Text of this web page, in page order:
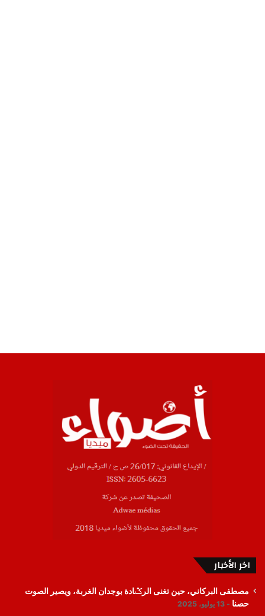
اخر الأخبار
مصطفى البركاني، حين تغنى الرݣادة بوجدان الغربة، ويصير الصوت
حصنا
13 يوليو، 2025